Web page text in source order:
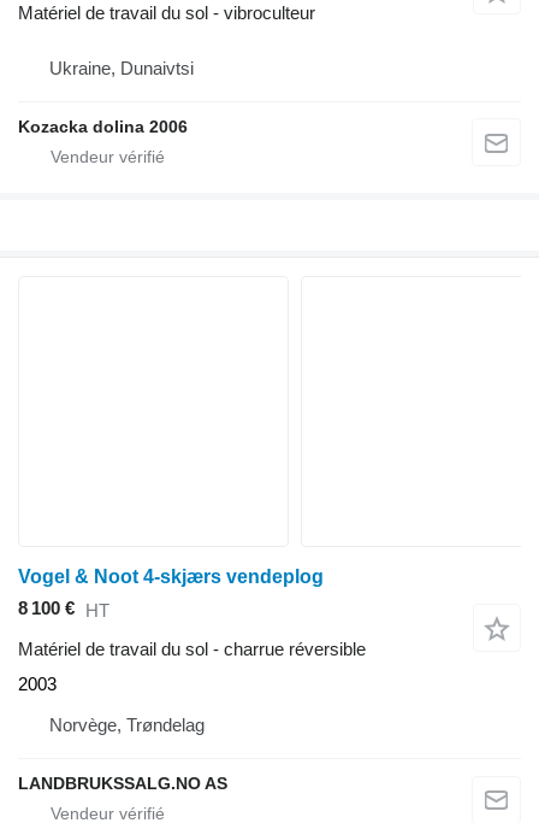
Matériel de travail du sol - vibroculteur
Ukraine, Dunaivtsi
Kozacka dolina 2006
Vogel & Noot 4-skjærs vendeplog
8 100 € HT
Matériel de travail du sol - charrue réversible
2003
Norvège, Trøndelag
LANDBRUKSSALG.NO AS